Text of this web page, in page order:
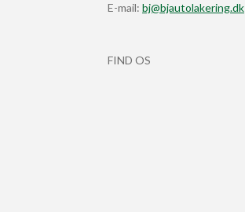
E-mail: bj@bjautolakering.dk
FIND OS